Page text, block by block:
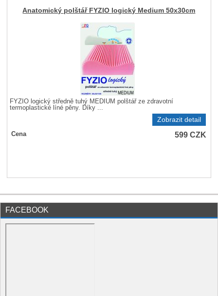
Anatomický polštář FYZIO logický Medium 50x30cm
FYZIO logický středně tuhý MEDIUM polštář ze zdravotní
termoplastické líné pěny. Díky ...
Zobrazit detail
Cena 599CZK
FACEBOOK